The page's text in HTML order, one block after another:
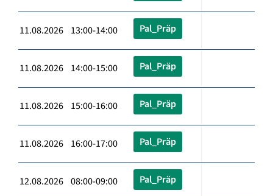
11.08.2026 13:00-14:00 Pal_Präp
11.08.2026 14:00-15:00 Pal_Präp
11.08.2026 15:00-16:00 Pal_Präp
11.08.2026 16:00-17:00 Pal_Präp
12.08.2026 08:00-09:00 Pal_Präp